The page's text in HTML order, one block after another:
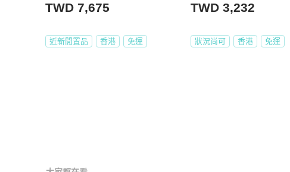
TWD 7,675
近新閒置品 香港 免運
TWD 3,232
狀況尚可 香港 免運